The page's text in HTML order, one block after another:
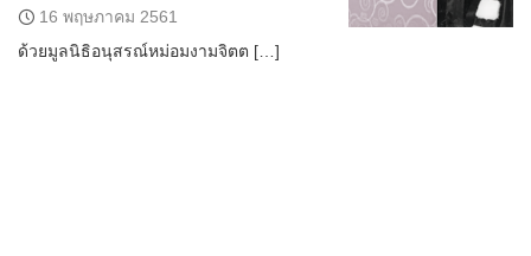
16 พฤษภาคม 2561
ด้วยมูลนิธิอนุสรณ์หม่อมงามจิตต […]